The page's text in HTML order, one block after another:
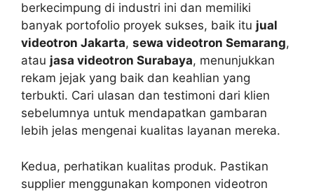
berkecimpung di industri ini dan memiliki
banyak portofolio proyek sukses, baik itu jual
videotron Jakarta, sewa videotron Semarang,
atau jasa videotron Surabaya, menunjukkan
rekam jejak yang baik dan keahlian yang
terbukti. Cari ulasan dan testimoni dari klien
sebelumnya untuk mendapatkan gambaran
lebih jelas mengenai kualitas layanan mereka.
Kedua, perhatikan kualitas produk. Pastikan
supplier menggunakan komponen videotron